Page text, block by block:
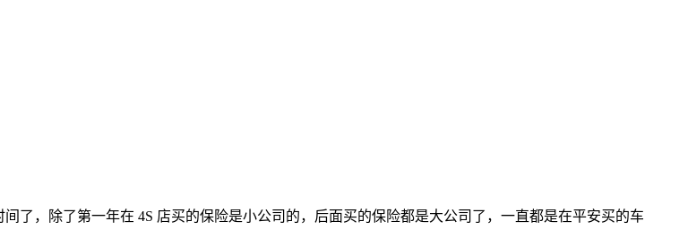
了，除了第一年在 4S 店买的保险是小公司的，后面买的保险都是大公司了，一直都是在平安买的车